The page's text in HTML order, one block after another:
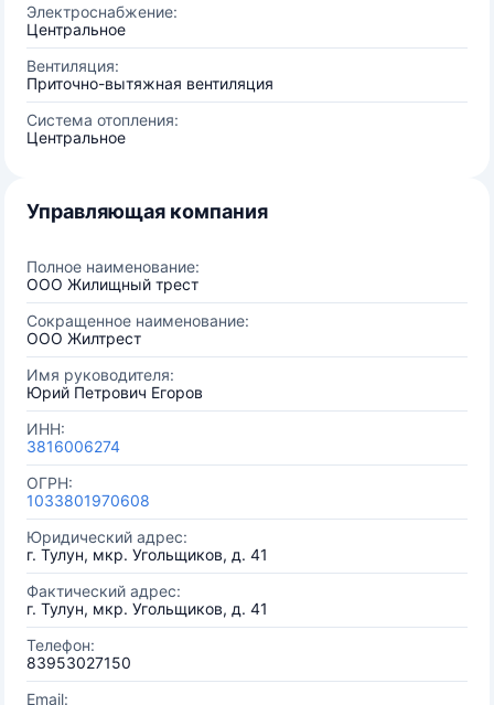
Электроснабжение:
Центральное
Вентиляция:
Приточно-вытяжная вентиляция
Система отопления:
Центральное
Управляющая компания
Полное наименование:
ООО Жилищный трест
Сокращенное наименование:
ООО Жилтрест
Имя руководителя:
Юрий Петрович Егоров
ИНН:
3816006274
ОГРН:
1033801970608
Юридический адрес:
г. Тулун, мкр. Угольщиков, д. 41
Фактический адрес:
г. Тулун, мкр. Угольщиков, д. 41
Телефон:
83953027150
Email: